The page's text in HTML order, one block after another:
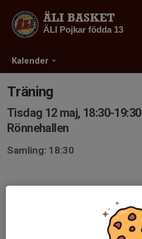
Kalender
ÄLI BASKET
ÄLI Pojkar födda 13
Träning
Tisdag 12 maj, 18:30-19:30
Rönnehallen
Samling: 18:30